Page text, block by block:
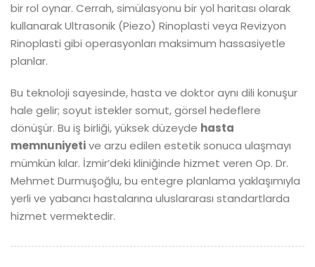
bir rol oynar. Cerrah, simülasyonu bir yol haritası olarak
kullanarak Ultrasonik (Piezo) Rinoplasti veya Revizyon
Rinoplasti gibi operasyonları maksimum hassasiyetle
planlar.
Bu teknoloji sayesinde, hasta ve doktor aynı dili konuşur
hale gelir; soyut istekler somut, görsel hedeflere
dönüşür. Bu iş birliği, yüksek düzeyde hasta
memnuniyetive arzu edilen estetik sonuca ulaşmayı
mümkün kılar. İzmir’deki kliniğinde hizmet veren Op. Dr.
Mehmet Durmuşoğlu, bu entegre planlama yaklaşımıyla
yerli ve yabancı hastalarına uluslararası standartlarda
hizmet vermektedir.